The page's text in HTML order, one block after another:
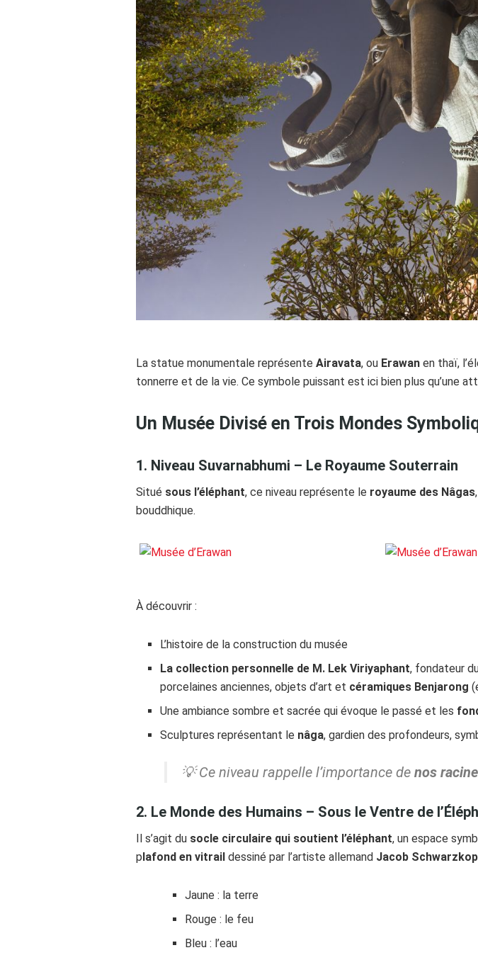
La statue monumentale représente Airavata, ou Erawan en thaï,
tonnerre et de la vie. Ce symbole puissant est ici bien plus qu’une
Un Musée Divisé en Trois Mondes
1. Niveau Suvarnabhumi – Le Royaume Souterrain
Situé sous l’éléphant, ce niveau représente le royaume des Nâgas
bouddhique.
À découvrir :
L’histoire de la construction du musée
La collection personnelle de M. Lek Viriyaphant, fondateur
porcelaines anciennes, objets d’art et céramiques Benjarong
Une ambiance sombre et sacrée qui évoque le passé et les
Sculptures représentant le nâga, gardien des profondeurs,
💡 Ce niveau rappelle l’importance de nos
2. Le Monde des Humains – Sous le Ventre de
Il s’agit du socle circulaire qui soutient l’éléphant, un espace
p lafond en vitrail dessiné par l’artiste allemand Jacob
Jaune : la terre
Rouge : le feu
Bleu : l’eau